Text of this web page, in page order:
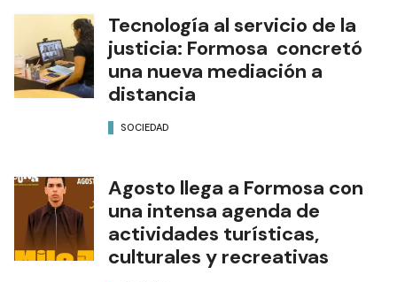
Tecnología al servicio de la
justicia: Formosa concretó
una nueva mediación a
distancia
SOCIEDAD
Agosto llega a Formosa con
una intensa agenda de
actividades turísticas,
culturales y recreativas